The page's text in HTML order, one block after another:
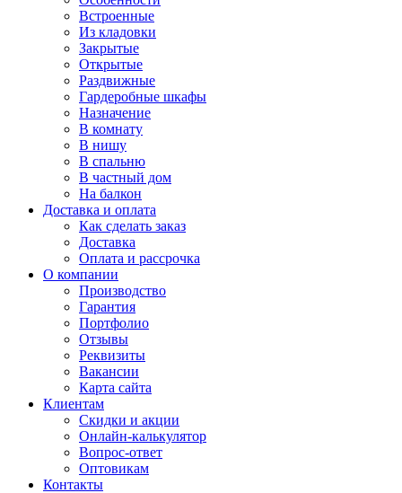
Встроенные
Из кладовки
Закрытые
Открытые
Раздвижные
Гардеробные шкафы
Назначение
В комнату
В нишу
В спальню
В частный дом
На балкон
Доставка и оплата
Как сделать заказ
Доставка
Оплата и рассрочка
О компании
Производство
Гарантия
Портфолио
Отзывы
Реквизиты
Вакансии
Карта сайта
Клиентам
Скидки и акции
Онлайн-калькулятор
Вопрос-ответ
Оптовикам
Контакты